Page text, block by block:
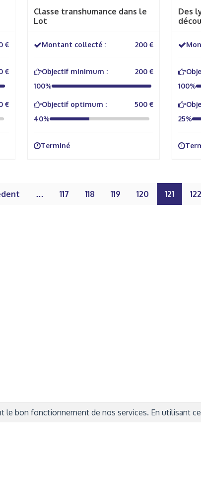
€
€
€
Classe transhumance dans le
Lot
Montant collecté : 200 €
Objectif minimum :
200 €
100%
Objectif optimum :
500 €
40%
Terminé
Des
100%
25%
… 117 118 119 120 121 122
© 2024 Copyright Trousse à Projets |
le bon fonctionnement de nos services. En utilisant